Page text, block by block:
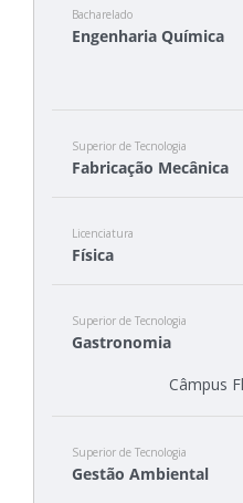
Bacharelado
Engenharia Química
Superior de Tecnologia
Fabricação Mecânica
Licenciatura
Física
Câmpus
Superior de Tecnologia
Gastronomia
Câmpus
Superior de Tecnologia
Gestão Ambiental